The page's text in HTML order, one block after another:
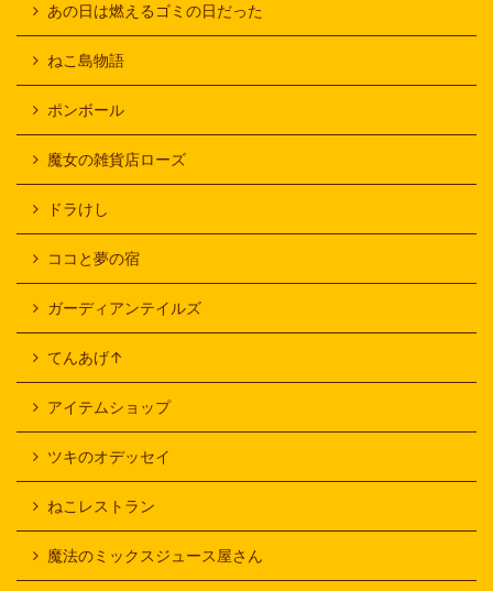
あの日は燃えるゴミの日だった
ねこ島物語
ポンボール
魔女の雑貨店ローズ
ドラけし
ココと夢の宿
ガーディアンテイルズ
てんあげ↑
アイテムショップ
ツキのオデッセイ
ねこレストラン
魔法のミックスジュース屋さん